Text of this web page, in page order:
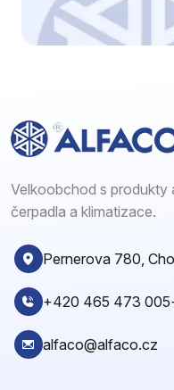
Velkoobchod s produkty
čerpadla a klimatizace.
Pernerova 780,
+420 465 473 005
alfaco@alfaco.cz